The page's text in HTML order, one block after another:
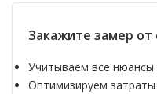
Закажите замер от
Учитываем все нюансы
Оптимизируем затраты